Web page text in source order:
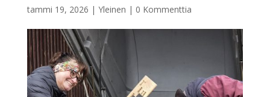
tammi 19, 2026 | Yleinen | 0 Kommenttia